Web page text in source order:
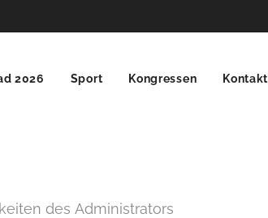
2026 Sport Kongressen Kontakt
des Administrators